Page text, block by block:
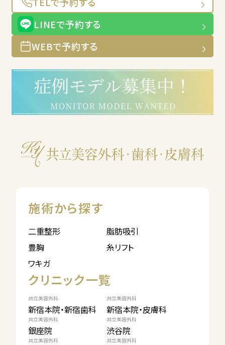
LINEで予約する
WEBで予約する
施術から探す
二重整形
脂肪吸引
豊胸
糸リフト
ワキガ
クリニック一覧
共立美容外科
新宿本院・新宿歯科
共立美容外科
新宿本院・皮膚科
共立美容外科
銀座院
共立美容外科
渋谷院
共立美容外科 共立美容外科